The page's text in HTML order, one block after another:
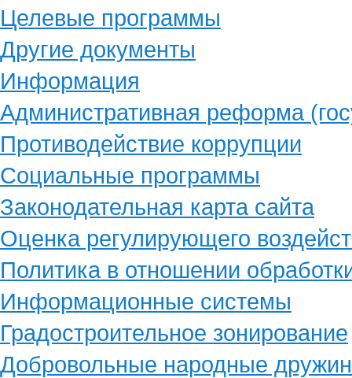
Целевые программы
Другие документы
Информация
Административная реформа
Противодействие коррупции
Социальные программы
Законодательная карта сайта
Оценка регулирующего
Политика в отношении
Информационные системы
Градостроительное зонирование
Добровольные народные